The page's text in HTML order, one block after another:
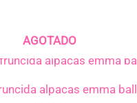
AGOTADO
alpacas emma ball